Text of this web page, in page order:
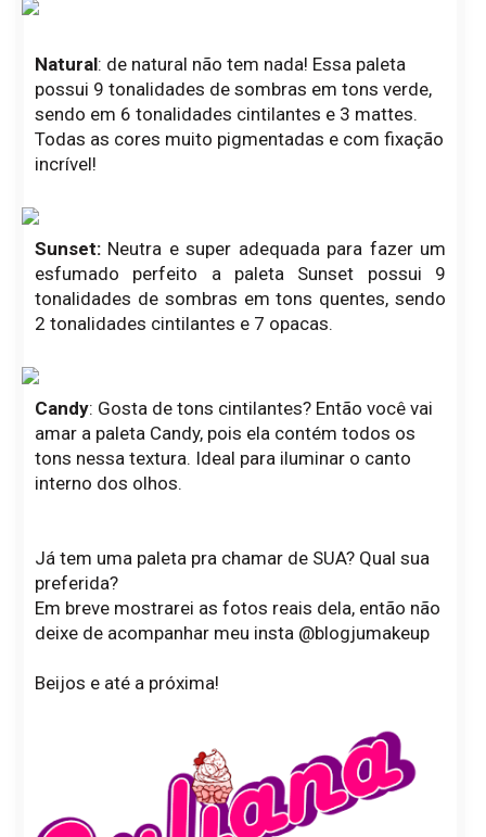
Natural: de natural não tem nada! Essa paleta
possui 9 tonalidades de sombras em tons verde,
sendo em 6 tonalidades cintilantes e 3 mattes.
Todas as cores muito pigmentadas e com fixação
incrível!
Sunset:Neutra e super adequada para fazer um
esfumado perfeito a paleta Sunset possui 9
tonalidades de sombras em tons quentes, sendo
2 tonalidades cintilantes e 7 opacas.
Candy: Gosta de tons cintilantes? Então você vai
amar a paleta Candy, pois ela contém todos os
tons nessa textura. Ideal para iluminar o canto
interno dos olhos.
Já tem uma paleta pra chamar de SUA? Qual sua
preferida?
Em breve mostrarei as fotos reais dela, então não
deixe de acompanhar meu insta @blogjumakeup
Beijos e até a próxima!